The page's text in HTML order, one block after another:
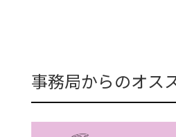
事務局からのオス